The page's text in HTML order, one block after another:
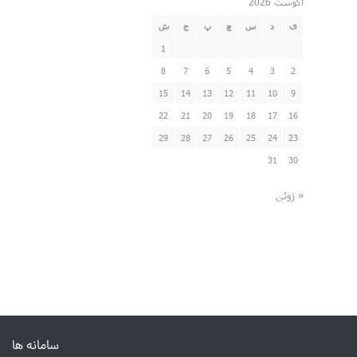
ی د س چ پ ج ش
1
2
3
4
5
6
7
8
9
10
11
12
13
14
15
16
17
18
19
20
21
22
23
24
25
26
27
28
29
30
31
« ژوئن
سامانه ها